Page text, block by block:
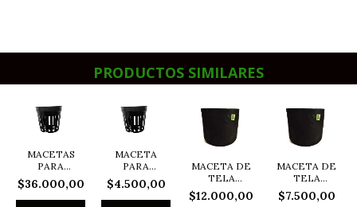
PRODUCTOS SIMILARES
MACETAS
PARA
HIDROPONIA
N6 - X 120
UNIDA...
$36.000,00
MACETA
PARA
HIDROPONIA
C4 NUMERO
6 - 10...
$4.500,00
MACETA DE
TELA
GEOTEXTIL
POCHITA
$12.000,00
MACETA DE
TELA
GEOTEXTIL
POCHITA
$7.500,00